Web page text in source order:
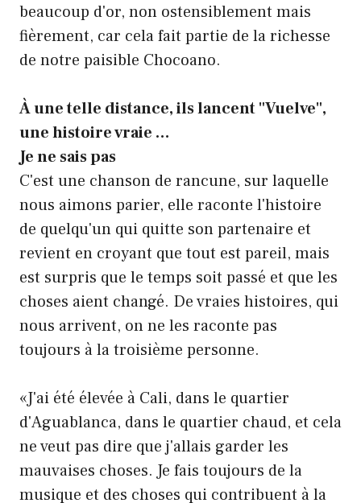
beaucoup d'or, non ostensiblement mais
fièrement, car cela fait partie de la richesse
de notre paisible Chocoano.
À une telle distance, ils lancent "Vuelve",
une histoire vraie …
Je ne sais pas
C'est une chanson de rancune, sur laquelle
nous aimons parier, elle raconte l'histoire
de quelqu'un qui quitte son partenaire et
revient en croyant que tout est pareil, mais
est surpris que le temps soit passé et que les
choses aient changé. De vraies histoires, qui
nous arrivent, on ne les raconte pas
toujours à la troisième personne.
«J'ai été élevée à Cali, dans le quartier
d'Aguablanca, dans le quartier chaud, et cela
ne veut pas dire que j'allais garder les
mauvaises choses. Je fais toujours de la
musique et des choses qui contribuent à la